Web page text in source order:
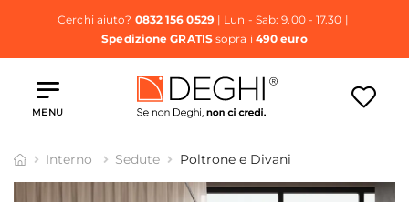
Cerchi aiuto? 0832 156 0529| Lun - Sab: 9.00 - 17.30 |
Spedizione GRATISsopra i 490 euro
MENU
Interno Sedute Poltrone e Divani